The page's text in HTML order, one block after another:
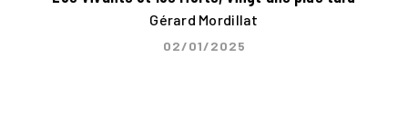
Gérard Mordillat
02/01/2025